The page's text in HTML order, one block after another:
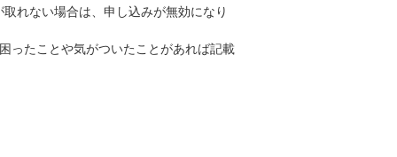
れない場合は、申し込みが無効になり
ったことや気がついたことがあれば記載